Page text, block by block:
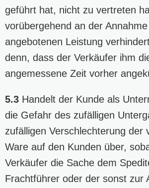
geführt hat, nicht zu vertreten
vorübergehend an der
angebotenen Leistung
denn, dass der Verkäufer ihm
angemessene Zeit vorher
5.3 Handelt der Kunde als
die Gefahr des zufälligen
zufälligen Verschlechterung der
Ware auf den Kunden über,
Verkäufer die Sache dem
Frachtführer oder der sonst zur